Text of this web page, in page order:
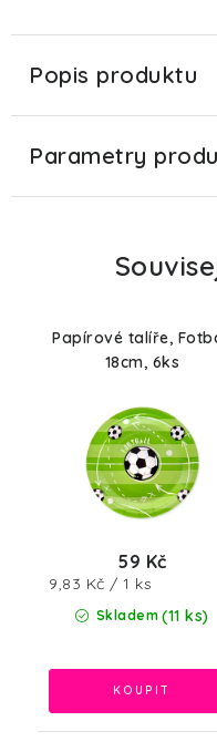
Popis produktu
Parametry
Papírové talíře,
18cm, 6ks
Skladem (11 ks)
59 Kč
Měrná
cena:
9,83 Kč / 1 ks